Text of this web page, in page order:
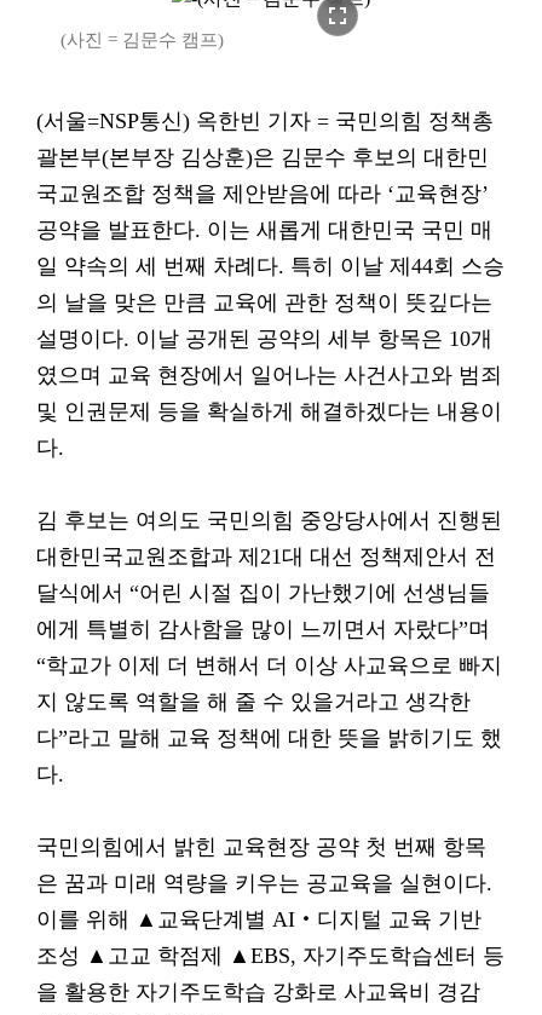
fullscreen
(사진 = 김문수 캠프)
(서울=NSP통신) 옥한빈 기자 = 국민의힘 정책총
괄본부(본부장 김상훈)은 김문수 후보의 대한민
국교원조합 정책을 제안받음에 따라 ‘교육현장’
공약을 발표한다. 이는 새롭게 대한민국 국민 매
일 약속의 세 번째 차례다. 특히 이날 제44회 스승
의 날을 맞은 만큼 교육에 관한 정책이 뜻깊다는
설명이다. 이날 공개된 공약의 세부 항목은 10개
였으며 교육 현장에서 일어나는 사건사고와 범죄
및 인권문제 등을 확실하게 해결하겠다는 내용이
다.
김 후보는 여의도 국민의힘 중앙당사에서 진행된
대한민국교원조합과 제21대 대선 정책제안서 전
달식에서 “어린 시절 집이 가난했기에 선생님들
에게 특별히 감사함을 많이 느끼면서 자랐다”며
“학교가 이제 더 변해서 더 이상 사교육으로 빠지
지 않도록 역할을 해 줄 수 있을거라고 생각한
다”라고 말해 교육 정책에 대한 뜻을 밝히기도 했
다.
국민의힘에서 밝힌 교육현장 공약 첫 번째 항목
은 꿈과 미래 역량을 키우는 공교육을 실현이다.
이를 위해 ▲교육단계별 AI‧디지털 교육 기반
조성 ▲고교 학점제 ▲EBS, 자기주도학습센터 등
을 활용한 자기주도학습 강화로 사교육비 경감